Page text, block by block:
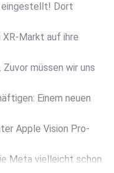
eingestellt! Dort
XR-Markt auf ihre
Zuvor müssen wir uns
Einem neuen
Apple Vision Pro-
Meta vielleicht schon